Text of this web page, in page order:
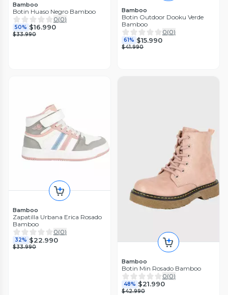
Bamboo
Botin Huaso Negro Bamboo
0(0)
50% $16.990
$33.990
Bamboo
Botin Outdoor Dooku Verde
Bamboo
0(0)
61% $15.990
$41.990
Bamboo
Zapatilla Urbana Erica Rosado
Bamboo
0(0)
32% $22.990
$33.990
Bamboo
Botin Min Rosado Bamboo
0(0)
48% $21.990
$42.990